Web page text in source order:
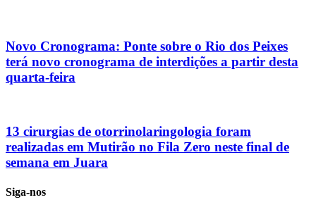
Novo Cronograma: Ponte sobre o Rio dos Peixes
terá novo cronograma de interdições a partir desta
quarta-feira
13 cirurgias de otorrinolaringologia foram
realizadas em Mutirão no Fila Zero neste final de
semana em Juara
Siga-nos